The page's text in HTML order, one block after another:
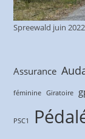
Spreewald juin
Assurance
féminine Giratoire
PSC1